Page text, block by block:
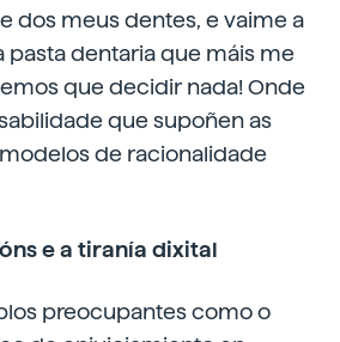
dos meus dentes, e vaime a
pasta dentaria que máis me
que decidir nada! Onde
que supoñen as
de racionalidade
e a tiranía dixital
preocupantes como o